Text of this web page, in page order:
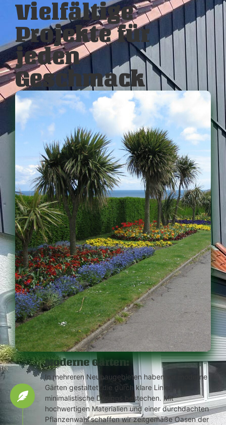
Moderne Gärten:
In mehreren Neubaugebieten haben wir moderne
Gärten gestaltet, die durch klare Linien und
minimalistische Designs bestechen. Mit
hochwertigen Materialien und einer durchdachten
Pflanzenwahl schaffen wir zeitgemäße Oasen der
Vielfältige
Projekte für
jeden
Geschmack